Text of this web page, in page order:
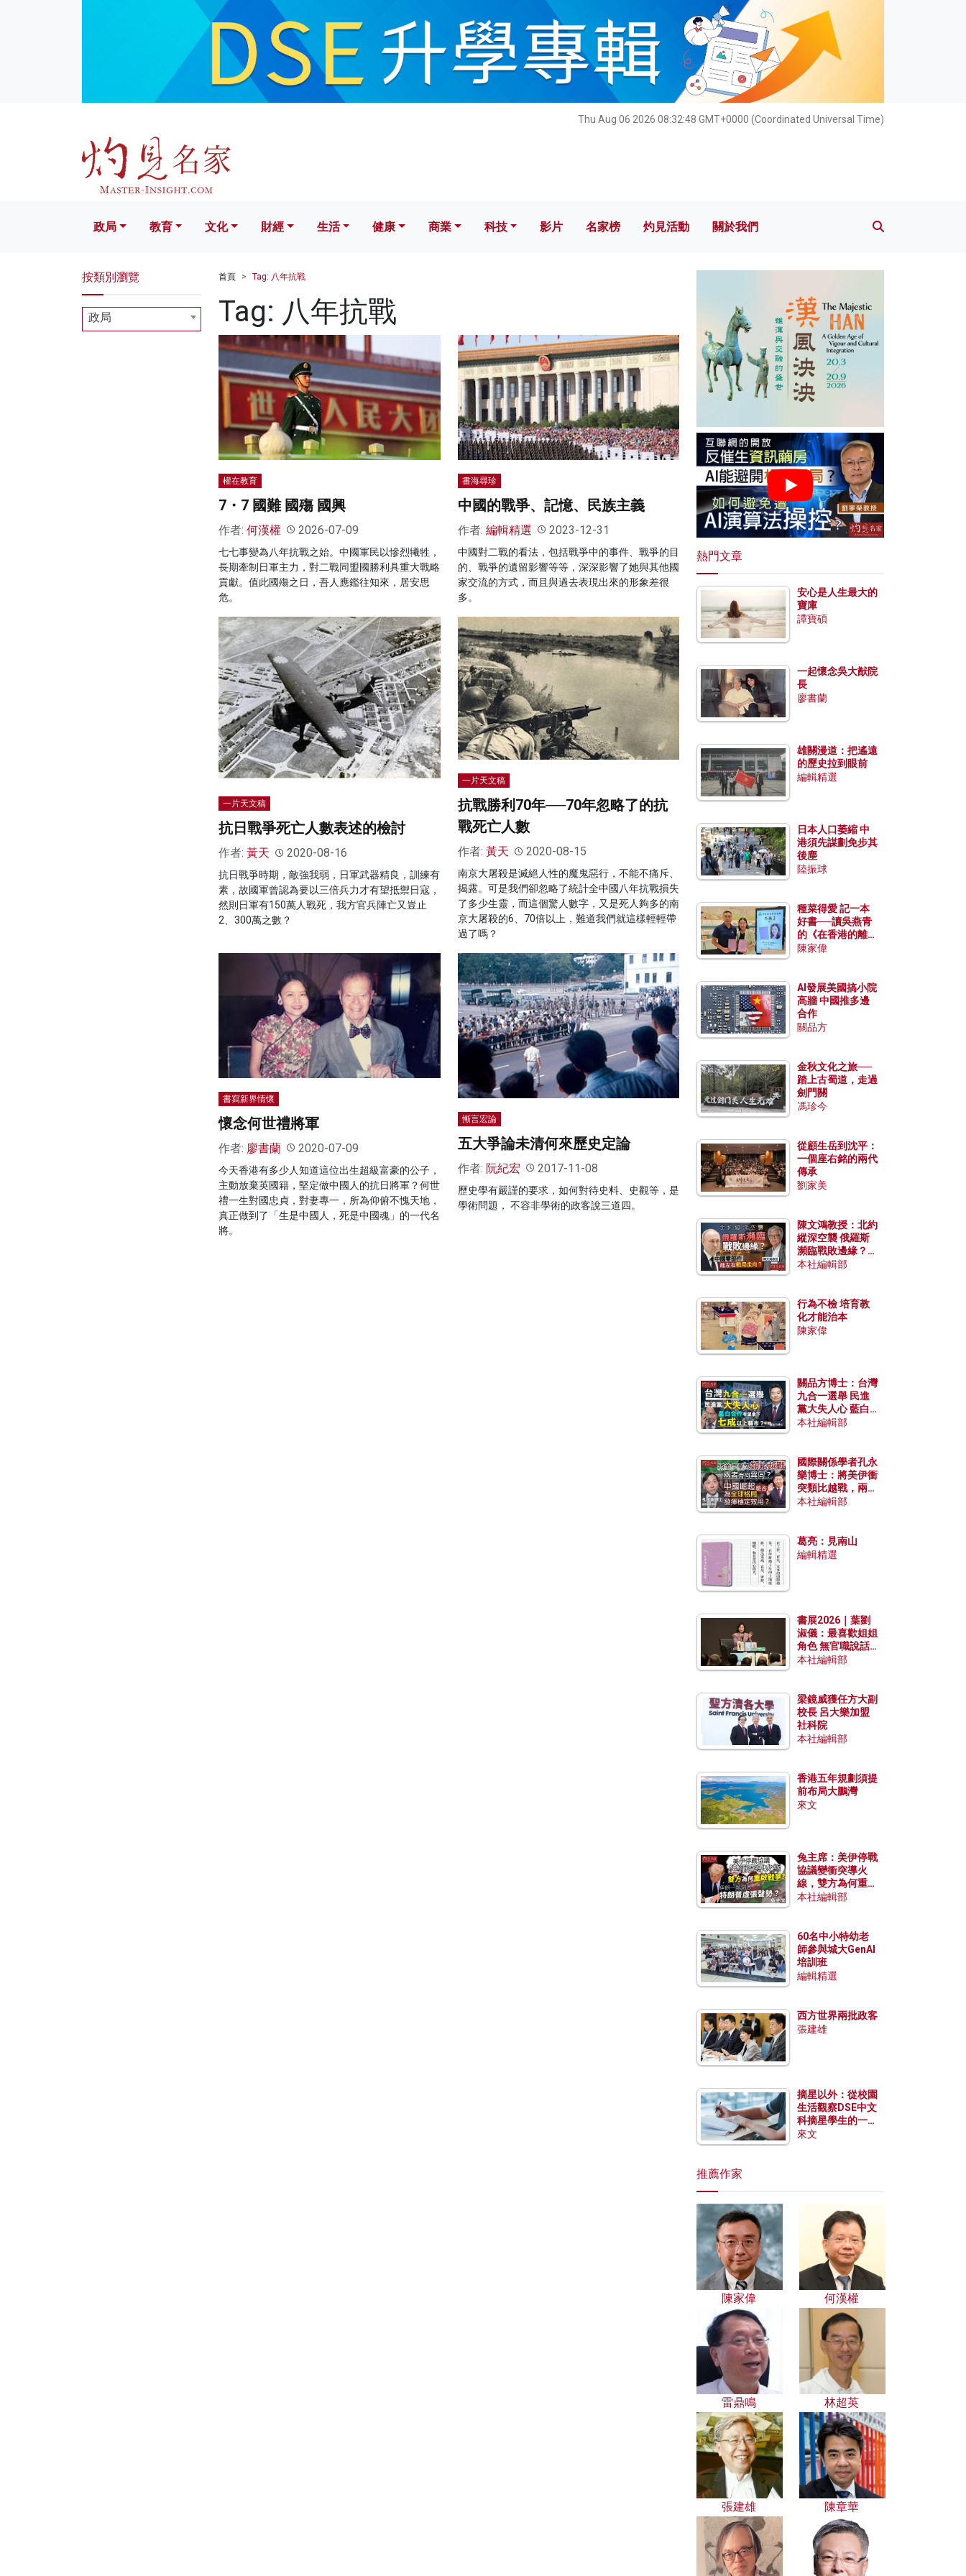
Thu Aug 06 2026 08:32:49 GMT+0000 (Coordinated Universal Time)
文化 財經 生活 健康 科技 影片 名家榜 灼見活動 關於我們
政局 教育 文化 財經 生活 健康 商業 科技 影片 名家榜 灼見活動 關於我們
首頁 Tag: 八年抗戰
Tag: 八年抗戰
權在教育
7・7 國難 國殤 國興
作者: 何漢權 2026-07-09
七七事變為八年抗戰之始。中國軍民以慘烈犧牲，
長期牽制日軍主力，對二戰同盟國勝利具重大戰略
貢獻。值此國殤之日，吾人應鑑往知來，居安思
危。
書海尋珍
中國的戰爭、記憶、民族主義
作者: 編輯精選 2023-12-31
中國對二戰的看法，包括戰爭中的事件、戰爭的目
的、戰爭的遺留影響等等，深深影響了她與其他國
家交流的方式，而且與過去表現出來的形象差很
多。
一片天文稿
抗日戰爭死亡人數表述的檢討
作者: 黃天 2020-08-16
抗日戰爭時期，敵強我弱，日軍武器精良，訓練有
素，故國軍曾認為要以三倍兵力才有望抵禦日寇，
然則日軍有150萬人戰死，我方官兵陣亡又豈止
2、300萬之數？
一片天文稿
抗戰勝利70年──70年忽略了的抗
戰死亡人數
作者: 黃天 2020-08-15
南京大屠殺是滅絕人性的魔鬼惡行，不能不痛斥、
揭露。可是我們卻忽略了統計全中國八年抗戰損失
了多少生靈，而這個驚人數字，又是死人夠多的南
京大屠殺的6、70倍以上，難道我們就這樣輕輕帶
過了嗎？
書寫新界情懷
懷念何世禮將軍
作者: 廖書蘭 2020-07-09
今天香港有多少人知道這位出生超級富豪的公子，
主動放棄英國籍，堅定做中國人的抗日將軍？何世
禮一生對國忠貞，對妻專一，所為仰俯不愧天地，
真正做到了「生是中國人，死是中國魂」的一代名
將。
慚言宏論
五大爭論未清何來歷史定論
作者: 阮紀宏 2017-11-08
歷史學有嚴謹的要求，如何對待史料、史觀等，是
學術問題， 不容非學術的政客說三道四。
按類別瀏覽
政局
熱門文章
安心是人生最大的
寶庫
譚寶碩
一起懷念吳大猷院
長
廖書蘭
雄關漫道：把遙遠
的歷史拉到眼前
編輯精選
日本人口萎縮 中
港須先謀劃免步其
後塵
陸振球
種菜得愛 記一本
好書──讀吳燕青
的《在香港的離島
種菜》
陳家偉
AI發展美國搞小院
高牆 中國推多邊
合作
關品方
金秋文化之旅──
踏上古蜀道，走過
劍門關
馮珍今
從顧生岳到沈平：
一個座右銘的兩代
傳承
劉家美
陳文鴻教授：北約
縱深空襲 俄羅斯
瀕臨戰敗邊緣？中
國零部件能左右戰
本社編輯部
行為不檢 培育教
化才能治本
陳家偉
關品方博士：台灣
九合一選舉 民進
黨大失人心 藍白
合作有望拿下七成
本社編輯部
國際關係學者孔永
樂博士：將美伊衝
突類比越戰，兩者
有何異同？中國崛
本社編輯部
葛亮：見南山
編輯精選
書展2026｜葉劉
淑儀：最喜歡姐姐
角色 無官職說話
包袱少
本社編輯部
梁鏡威獲任方大副
校長 呂大樂加盟
社科院
本社編輯部
香港五年規劃須提
前布局大鵬灣
來文
兔主席：美伊停戰
協議變衝突導火
線，雙方為何重啟
戰爭？伊朗一早洞
本社編輯部
60名中小特幼老
師參與城大GenAI
培訓班
編輯精選
西方世界兩批政客
張建雄
摘星以外：從校園
生活觀察DSE中文
科摘星學生的一點
特質
來文
推薦作家
陳家偉 何漢權
雷鼎鳴 林超英
張建雄 陳章華